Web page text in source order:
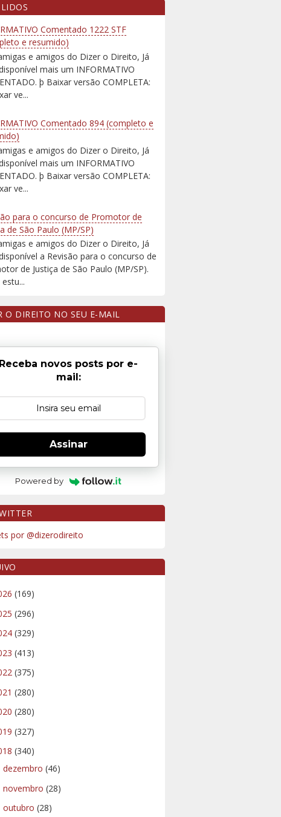
Comentado 1222 STF
e resumido)
e amigos do Dizer o Direito, Já
mais um INFORMATIVO
þ Baixar versão COMPLETA:
ve...
Comentado 894 (completo e
e amigos do Dizer o Direito, Já
mais um INFORMATIVO
þ Baixar versão COMPLETA:
ve...
para o concurso de Promotor de
de São Paulo (MP/SP)
e amigos do Dizer o Direito, Já
a Revisão para o concurso de
de Justiça de São Paulo (MP/SP).
O DIREITO NO SEU E-MAIL
Receba novos posts por e-
mail:
Assinar
Powered by
por @dizerodireito
(169)
(296)
(329)
(413)
(375)
(280)
(280)
(327)
(340)
dezembro (46)
novembro (28)
outubro (28)